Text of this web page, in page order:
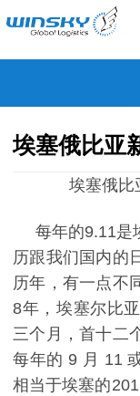
埃塞俄比亚
埃塞俄比
每年的9.11是
历跟我们国内的
历年，有一点不
8年，埃塞尔比
三个月，首十二
每年的 9 月 11
相当于埃塞的